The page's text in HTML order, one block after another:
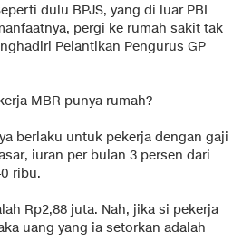
dulu BPJS, yang di luar PBI
pergi ke rumah sakit tak
Pelantikan Pengurus GP
MBR punya rumah?
berlaku untuk pekerja dengan gaji
iuran per bulan 3 persen dari
ribu.
Rp2,88 juta. Nah, jika si pekerja
uang yang ia setorkan adalah